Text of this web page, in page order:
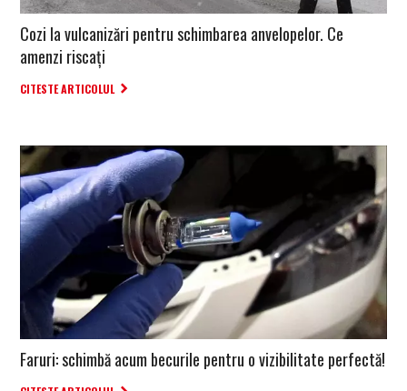
Cozi la vulcanizări pentru schimbarea anvelopelor. Ce
amenzi riscați
CITESTE ARTICOLUL
Faruri: schimbă acum becurile pentru o vizibilitate perfectă!